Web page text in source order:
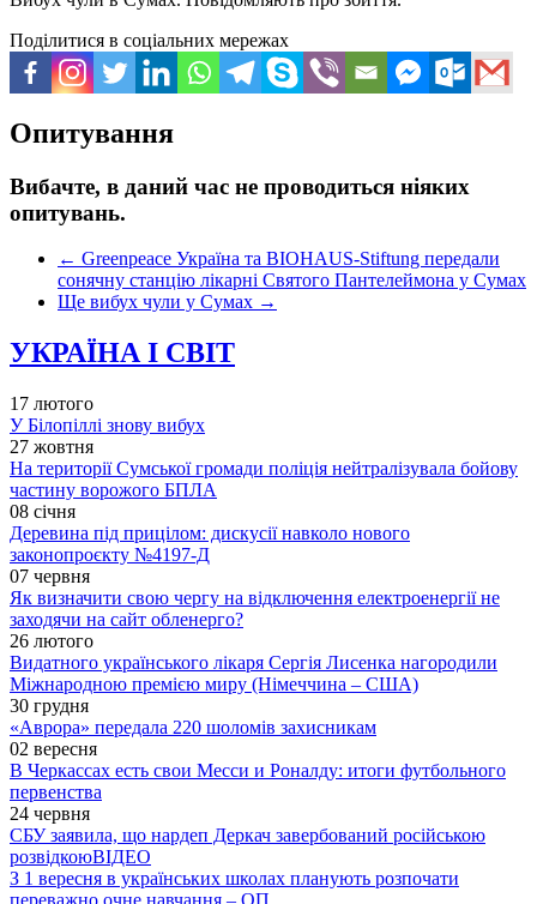
Поділитися в соціальних мережах
Опитування
Вибачте, в даний час не проводиться ніяких
опитувань.
← Greenpeace Україна та BIOHAUS-Stiftung передали
сонячну станцію лікарні Святого Пантелеймона у Сумах
Ще вибух чули у Сумах →
УКРАЇНА І СВІТ
17 лютого
У Білопіллі знову вибух
27 жовтня
На території Сумської громади поліція нейтралізувала бойову
частину ворожого БПЛА
08 січня
Деревина під прицілом: дискусії навколо нового
законопроєкту №4197-Д
07 червня
Як визначити свою чергу на відключення електроенергії не
заходячи на сайт обленерго?
26 лютого
Видатного українського лікаря Сергія Лисенка нагородили
Міжнародною премією миру (Німеччина – США)
30 грудня
«Аврора» передала 220 шоломів захисникам
02 вересня
В Черкассах есть свои Месси и Роналду: итоги футбольного
первенства
24 червня
СБУ заявила, що нардеп Деркач завербований російською
розвідкоюВІДЕО
З 1 вересня в українських школах планують розпочати